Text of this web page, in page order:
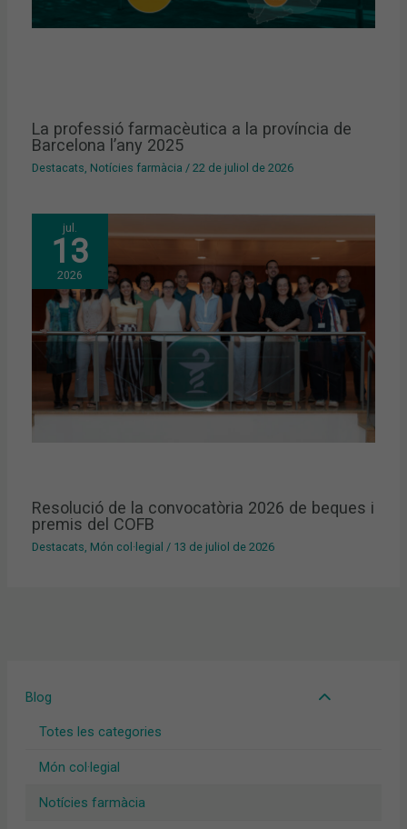
Blog
Totes les categories
Món col·legial
Notícies farmàcia
La professió farmacèutica a la província de
Barcelona l’any 2025
Destacats, Notícies farmàcia /22 de juliol de 2026
jul.
13
2026
Resolució de la convocatòria 2026 de beques i
premis del COFB
Destacats Món col·legial / 13 de juliol de 2026